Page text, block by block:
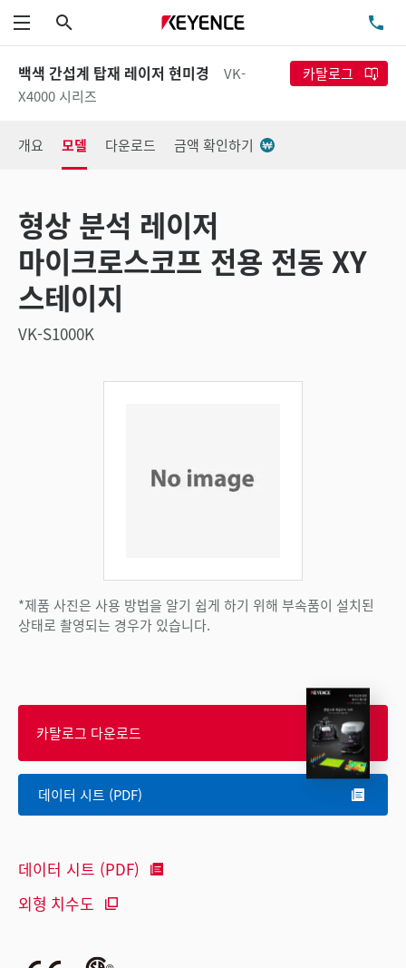
메뉴
백색 간섭계 탑재 레이저 현미경
VK-
X4000 시리즈
카탈로그
개요 모델 다운로드 금액 확인하기
형상 분석 레이저
마이크로스코프 전용 전동 XY
스테이지
VK-S1000K
*제품 사진은 사용 방법을 알기 쉽게 하기 위해 부속품이 설치된
상태로 촬영되는 경우가 있습니다.
카탈로그 다운로드
데이터 시트 (PDF)
데이터 시트 (PDF)
외형 치수도